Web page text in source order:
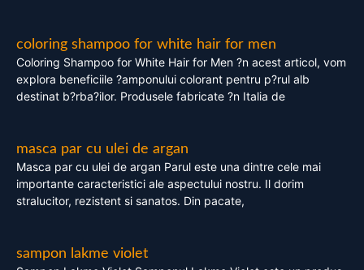
coloring shampoo for white hair for men
Coloring Shampoo for White Hair for Men ?n acest articol, vom
explora beneficiile ?amponului colorant pentru p?rul alb
destinat b?rba?ilor. Produsele fabricate ?n Italia de
masca par cu ulei de argan
Masca par cu ulei de argan Parul este una dintre cele mai
importante caracteristici ale aspectului nostru. Il dorim
stralucitor, rezistent si sanatos. Din pacate,
sampon lakme violet